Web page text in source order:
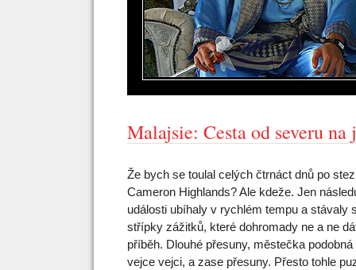
Malajsie: Cesta od severu na
Že bych se toulal celých čtrnáct dnů po
Cameron Highlands? Ale kdeže. Jen
události ubíhaly v rychlém tempu a stávaly
střípky zážitků, které dohromady ne a ne
příběh. Dlouhé přesuny, městečka podobná
vejce vejci, a zase přesuny. Přesto tohle